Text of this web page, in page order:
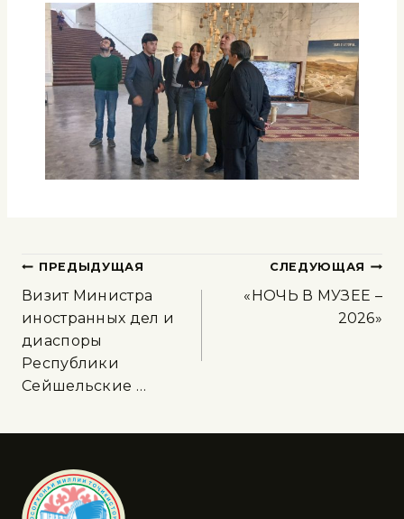
ПРЕДЫДУЩАЯ
Визит Министра
иностранных дел и
диаспоры
Республики
Сейшельские …
СЛЕДУЮЩАЯ
«НОЧЬ В МУЗЕЕ –
2026»